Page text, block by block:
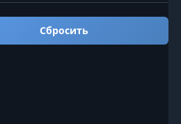
и рецепты
и реклама
Сбросить